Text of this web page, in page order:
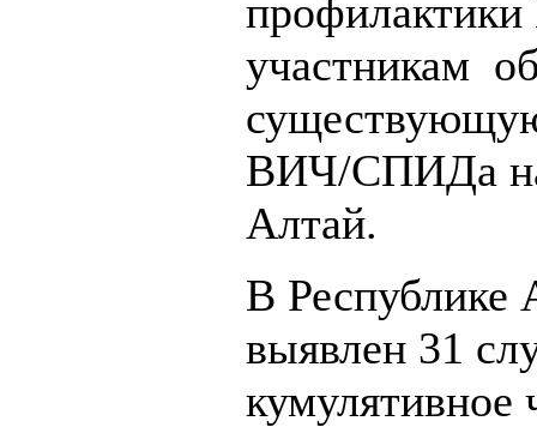
участникам
ВИЧ/СПИДа на
Алтай.
В Республике
выявлен 31